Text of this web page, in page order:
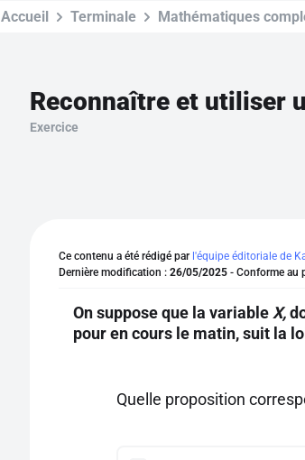
Accueil Terminale Mathématiques
Reconnaître et utiliser
Exercice
Ce contenu a été rédigé par l'équipe éditoriale de
Dernière modification : 26/05/2025 - Conforme au
On suppose que la variable X,
pour en cours le matin, suit la
Quelle proposition